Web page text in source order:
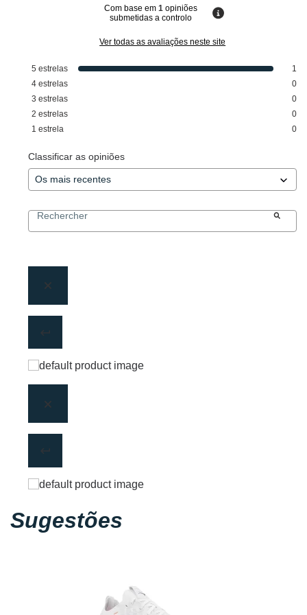
Com base em1 opiniões
submetidas a controlo
Ver todas as avaliações neste site
5 estrelas
1
4 estrelas
0
3 estrelas
0
2 estrelas
0
1 estrela 0
Classificar as opiniões
Sugestões